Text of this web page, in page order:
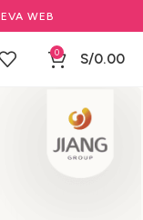
WEB
0 S/0.00
profesional